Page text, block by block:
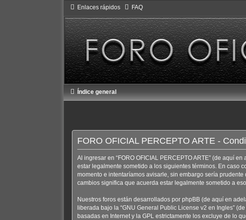
Enlaces rápidos FAQ
Índice general
FORO OFICIAL PERCEPTO ARTE -
Al ingresar en “FORO OFICIAL PERCEPTO ARTE” (de aquí en
estar legalmente sometido a los siguientes términos. En caso
momento e intentaríamos avisarle, sin embargo sería
cambios significa que acuerda estar legalmente sometido a
Nuestros foros están desarrollados por phpBB (de aquí en
liberada bajo la “GNU General Public License v2 en Ingles”
basadas en Internet y la GPL estrictamente los excluye de lo